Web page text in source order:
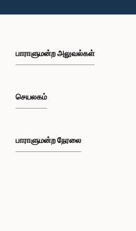
பாராளுமன்ற அலுவல்கள்
செயலகம்
பாராளுமன்ற நேரலை